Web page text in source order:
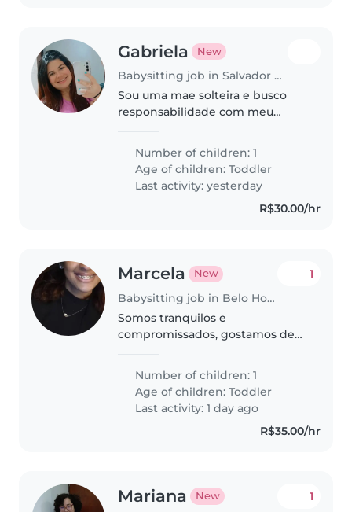
Gabriela New
Babysitting job in Salvador do Sul
Sou uma mae solteira e busco
responsabilidade com meu
por isso busco uma babá
Number of children: 1
Age of children:Toddler
Last activity: yesterday
R$30.00/hr
Marcela New
Babysitting job in Belo Horizonte
1
Somos tranquilos e
compromissados, gostamos de
esperamos nos dar bem e fazer
uma boa parceria
Number of children: 1
Age of children:Toddler
Last activity: 1 day ago
R$35.00/hr
Mariana New 1